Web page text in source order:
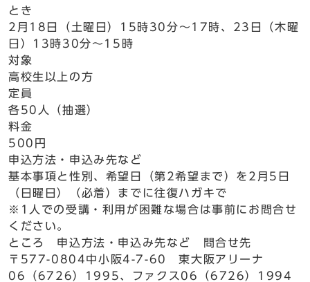
とき
2月18日（土曜日）15時30分～17時、23日（木曜
日）13時30分～15時
対象
高校生以上の方
定員
各50人（抽選）
料金
500円
申込方法・申込み先など
基本事項と性別、希望日（第2希望まで）を2月5日
（日曜日）（必着）までに往復ハガキで
※1人での受講・利用が困難な場合は事前にお問合せ
ください。
ところ 申込方法・申込み先など 問合せ先
〒577-0804中小阪4-7-60 東大阪アリーナ
06（6726）1995、ファクス06（6726）1994